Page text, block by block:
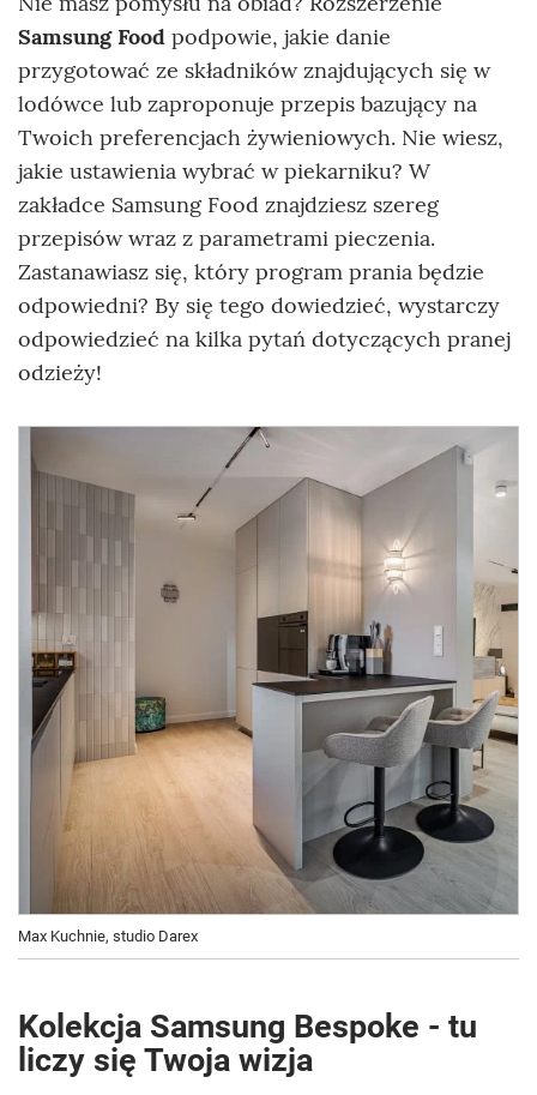
Samsung Food podpowie, jakie danie
przygotować ze składników znajdujących się w
lodówce lub zaproponuje przepis bazujący na
Twoich preferencjach żywieniowych. Nie wiesz,
jakie ustawienia wybrać w piekarniku? W
zakładce Samsung Food znajdziesz szereg
przepisów wraz z parametrami pieczenia.
Zastanawiasz się, który program prania będzie
odpowiedni? By się tego dowiedzieć, wystarczy
odpowiedzieć na kilka pytań dotyczących pranej
odzieży!
Max Kuchnie, studio Darex
Kolekcja Samsung Bespoke - tu
liczy się Twoja wizja